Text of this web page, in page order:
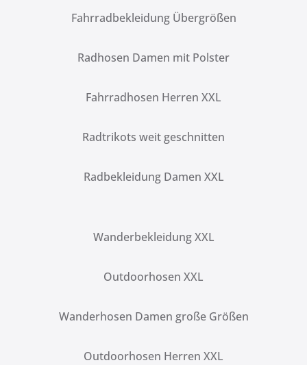
Fahrradbekleidung Übergrößen
Radhosen Damen mit Polster
Fahrradhosen Herren XXL
Radtrikots weit geschnitten
Radbekleidung Damen XXL
Wanderbekleidung XXL
Outdoorhosen XXL
Wanderhosen Damen große Größen
Outdoorhosen Herren XXL